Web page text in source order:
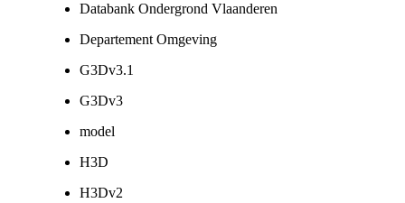
Databank Ondergrond Vlaanderen
Departement Omgeving
G3Dv3.1
G3Dv3
model
H3D
H3Dv2